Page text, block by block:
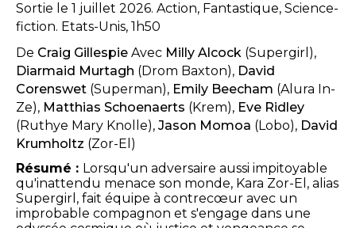
Sortie le 1 juillet 2026. Action, Fantastique, Science-
fiction. Etats-Unis, 1h50
De Craig Gillespie Avec Milly Alcock (Supergirl),
Diarmaid Murtagh (Drom Baxton), David
Corenswet (Superman), Emily Beecham (Alura In-
Ze), Matthias Schoenaerts (Krem), Eve Ridley
(Ruthye Mary Knolle), Jason Momoa (Lobo), David
Krumholtz (Zor-El)
Résumé : Lorsqu'un adversaire aussi impitoyable
qu'inattendu menace son monde, Kara Zor-El, alias
Supergirl, fait équipe à contrecœur avec un
improbable compagnon et s'engage dans une